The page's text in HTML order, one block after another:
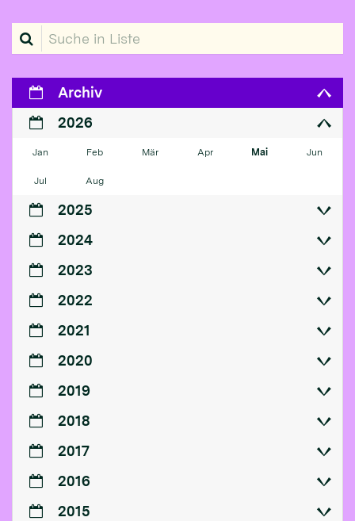
Suche in Liste
Archiv
2026
Jan Feb Mär Apr Mai Jun
Jul Aug
2025
2024
2023
2022
2021
2020
2019
2018
2017
2016
2015